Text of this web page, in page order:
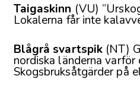
Taigaskinn (VU)
Lokalerna får inte
Blågrå svartspik (NT)
nordiska länderna
Skogsbruksåtgärder på